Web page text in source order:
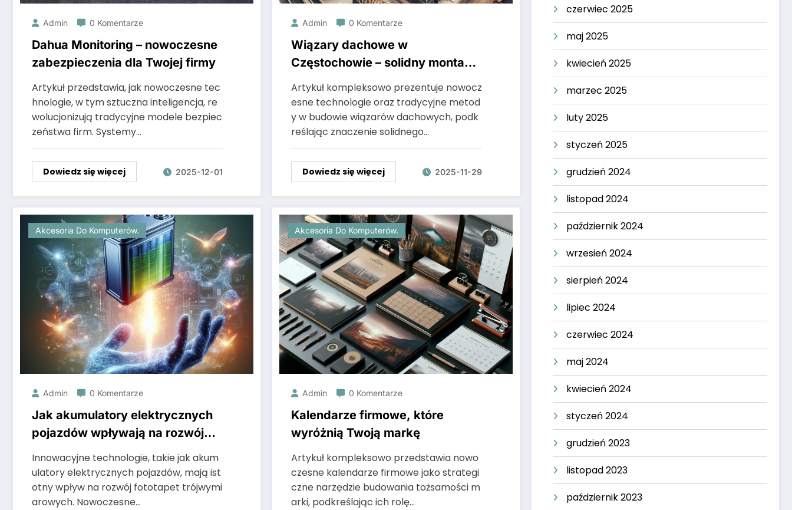
Admin 0 Komentarze
Dahua Monitoring – nowoczesne
zabezpieczenia dla Twojej firmy
Artykuł przedstawia, jak nowoczesne tec
hnologie, w tym sztuczna inteligencja, re
wolucjonizują tradycyjne modele bezpiec
zeństwa firm. Systemy…
Dowiedz się więcej 2025-12-01
Admin 0 Komentarze
Wiązary dachowe w
Częstochowie – solidny montaż
od ekspertów Aldach
Artykuł kompleksowo prezentuje nowocz
esne technologie oraz tradycyjne metod
y w budowie wiązarów dachowych, podk
reślając znaczenie solidnego…
Dowiedz się więcej 2025-11-29
Akcesoria Do Komputerów.
Admin 0 Komentarze
Jak akumulatory elektrycznych
pojazdów wpływają na rozwój
fototapet trójwymiarowych?
Innowacyjne technologie, takie jak akum
ulatory elektrycznych pojazdów, mają ist
otny wpływ na rozwój fototapet trójwymi
arowych. Nowoczesne…
Akcesoria Do Komputerów.
Admin 0 Komentarze
Kalendarze firmowe, które
wyróżnią Twoją markę
Artykuł kompleksowo przedstawia nowo
czesne kalendarze firmowe jako strategi
czne narzędzie budowania tożsamości m
arki, podkreślając ich rolę…
czerwiec 2025
maj 2025
kwiecień 2025
marzec 2025
luty 2025
styczeń 2025
grudzień 2024
listopad 2024
październik 2024
wrzesień 2024
sierpień 2024
lipiec 2024
czerwiec 2024
maj 2024
kwiecień 2024
styczeń 2024
grudzień 2023
listopad 2023
październik 2023